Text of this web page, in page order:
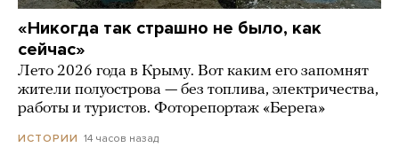
«Никогда так страшно не было, как
сейчас»
Лето 2026 года в Крыму. Вот каким его запомнят
жители полуострова — без топлива, электричества,
работы и туристов. Фоторепортаж «Берега»
ИСТОРИИ 14 часов назад